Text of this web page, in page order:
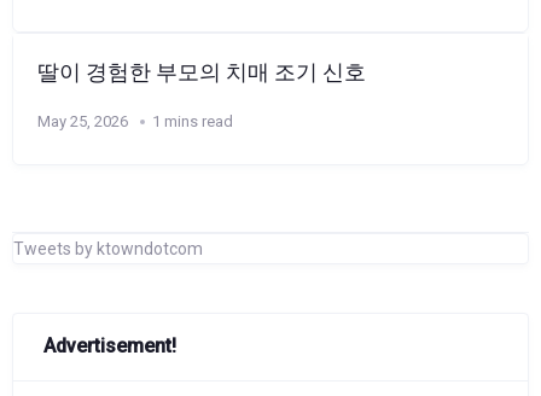
딸이 경험한 부모의 치매 조기 신호
May 25, 2026 1 mins read
Tweets by ktowndotcom
Advertisement!